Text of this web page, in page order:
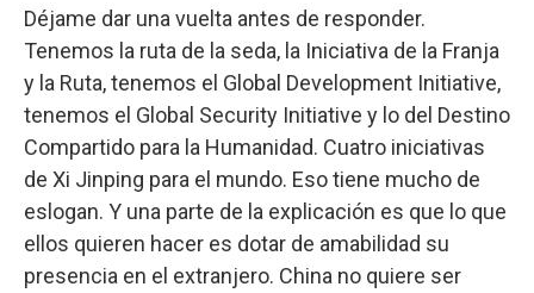
Déjame dar una vuelta antes de responder.
Tenemos la ruta de la seda, la Iniciativa de la Franja
y la Ruta, tenemos el Global Development Initiative,
tenemos el Global Security Initiative y lo del Destino
Compartido para la Humanidad. Cuatro iniciativas
de Xi Jinping para el mundo. Eso tiene mucho de
eslogan. Y una parte de la explicación es que lo que
ellos quieren hacer es dotar de amabilidad su
presencia en el extranjero. China no quiere ser